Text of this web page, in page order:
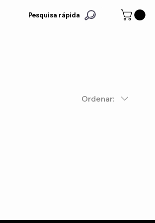
Pesquisa rápida
Ordenar: